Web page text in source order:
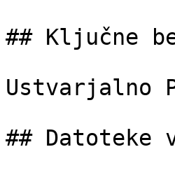
## Ključne
Ustvarjalno
## Datoteke